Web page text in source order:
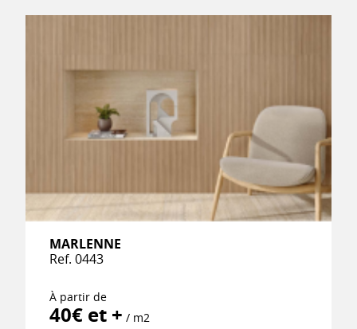
MARLENNE
Ref. 0443
À partir de
40€ et + / m2